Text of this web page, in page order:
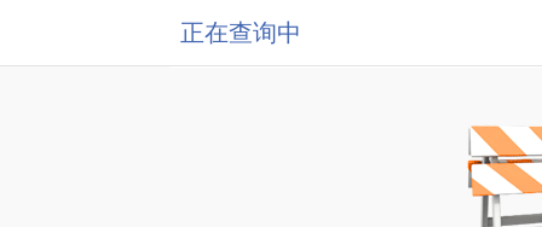
正在查询中